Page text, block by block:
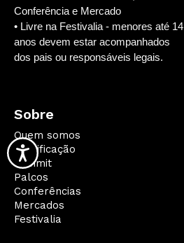
Conferência e Mercado
• Livre na Festivalia - menores até 14
anos devem estar acompanhados
dos pais ou responsáveis legais.
Sobre
Quem somos
Qualificação
Summit
Palcos
Conferências
Mercados
Festivalia